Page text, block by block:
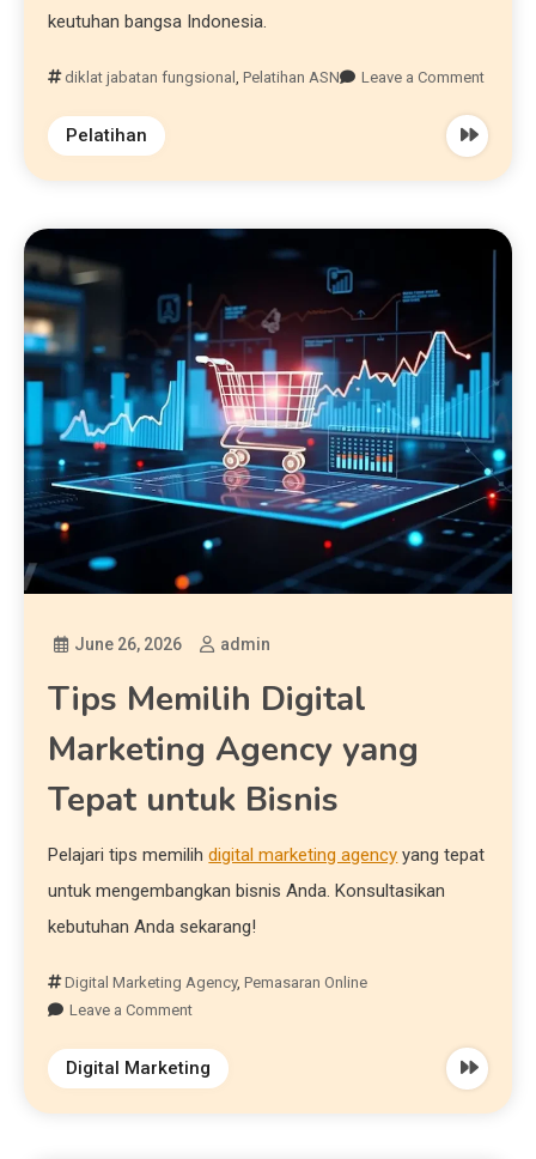
keutuhan bangsa Indonesia.
diklat jabatan fungsional ,Pelatihan ASN Leave a Comment
Pelatihan
June 26, 2026 admin
Tips Memilih Digital
Marketing Agency yang
Tepat untuk Bisnis
Pelajari tips memilihdigital marketing agency yang tepat
untuk mengembangkan bisnis Anda. Konsultasikan
kebutuhan Anda sekarang!
Digital Marketing Agency,Pemasaran Online
Leave a Comment
Digital Marketing